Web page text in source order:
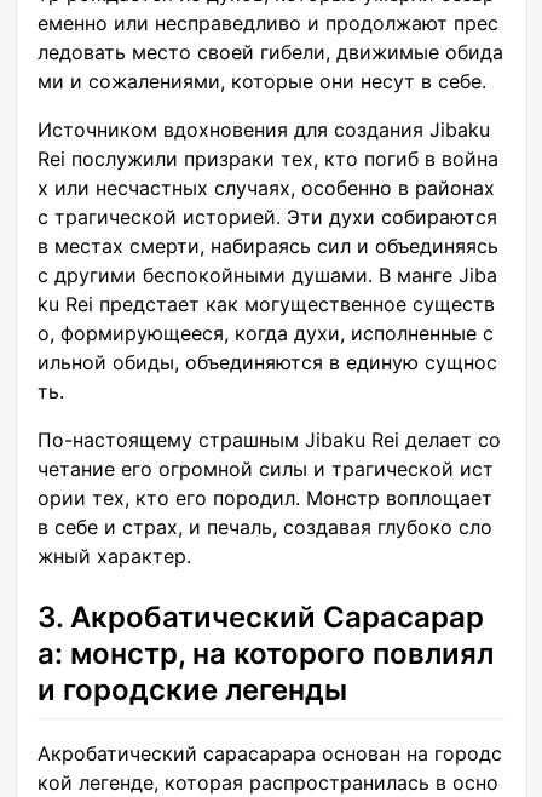
еменно или несправедливо и продолжают прес
ледовать место своей гибели, движимые обида
ми и сожалениями, которые они несут в себе.
Источником вдохновения для создания Jibaku
Rei послужили призраки тех, кто погиб в война
х или несчастных случаях, особенно в районах
с трагической историей. Эти духи собираются
в местах смерти, набираясь сил и объединяясь
с другими беспокойными душами. В манге Jiba
ku Rei предстает как могущественное существ
о, формирующееся, когда духи, исполненные с
ильной обиды, объединяются в единую сущнос
ть.
По-настоящему страшным Jibaku Rei делает со
четание его огромной силы и трагической ист
ории тех, кто его породил. Монстр воплощает
в себе и страх, и печаль, создавая глубоко сло
жный характер.
3. Акробатический Сарасарар
а: монстр, на которого повлиял
и городские легенды
Акробатический сарасарара основан на городс
кой легенде, которая распространилась в осно